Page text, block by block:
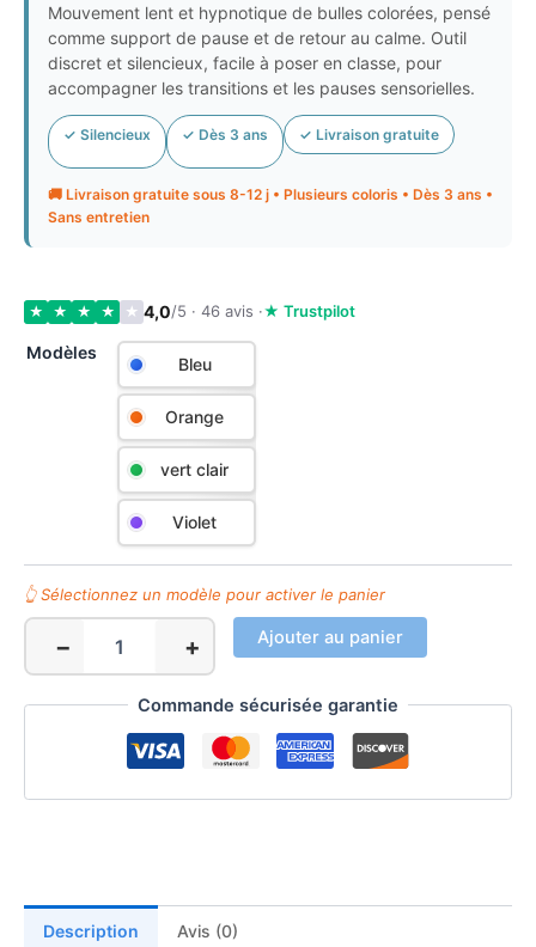
Mouvement lent et hypnotique de bulles colorées, pensé
comme support de pause et de retour au calme. Outil
discret et silencieux, facile à poser en classe, pour
accompagner les transitions et les pauses sensorielles.
✓ Silencieux ✓ Dès 3 ans ✓ Livraison gratuite
🚚 Livraison gratuite sous 8-12 j • Plusieurs coloris • Dès 3 ans •
Sans entretien
★ ★ ★ ★ ★ 4,0/5 · 46 avis ·★ Trustpilot
Modèles
Bleu
Orange
vert clair
Violet
−
quantité
de
Sablier
Autisme
+ Ajouter au panier
Commande sécurisée garantie
Description Avis (0)